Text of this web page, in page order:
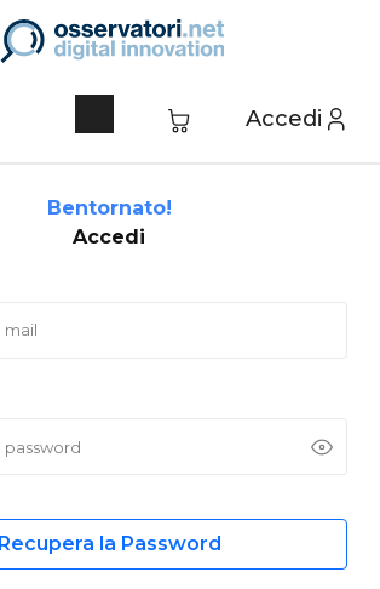
Accedi
Bentornato!
Accedi
Recupera la Password